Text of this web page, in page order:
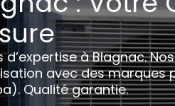
d’expertise à Blagnac.
avec des marques
Qualité garantie.